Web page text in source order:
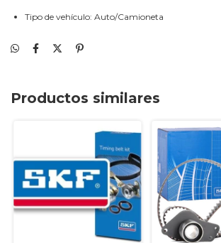
Tipo de vehículo: Auto/Camioneta
Productos similares